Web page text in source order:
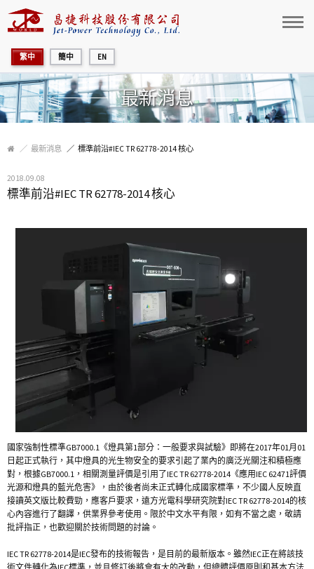
首頁
公司介紹
產品中心
校正中心
聯絡我們
繁中 簡中 EN
最新消息
最新消息 標準前沿#IEC TR 62778-2014 核心
2018.09.08
標準前沿#IEC TR 62778-2014 核心
國家強制性標準GB7000.1《燈具第1部分：一般要求與試驗》即將在2017年01月01
日起正式執行，其中燈具的光生物安全的要求引起了業內的廣泛光關注和積極應
對，根據GB7000.1，相關測量評價是引用了IEC TR 62778-2014《應用IEC 62471評價
光源和燈具的藍光危害》，由於後者尚未正式轉化成國家標準，不少國人反映直
接讀英文版比較費勁，應客戶要求，遠方光電科學研究院對IEC TR 62778-2014的核
心內容進行了翻譯，供業界參考使用。限於中文水平有限，如有不當之處，敬請
批評指正，也歡迎關於技術問題的討論。
IEC TR 62778-2014是IEC發布的技術報告，是目前的最新版本。雖然IEC正在將該技